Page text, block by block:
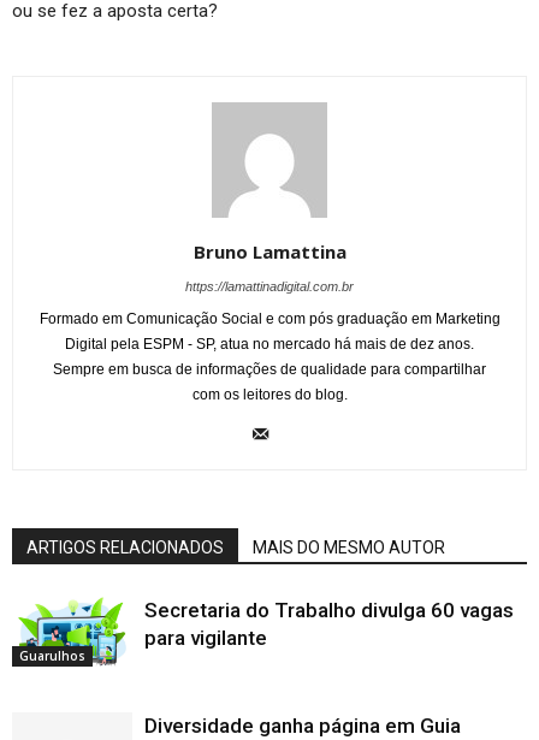
ou se fez a aposta certa?
Bruno Lamattina
https://lamattinadigital.com.br
Formado em Comunicação Social e com pós graduação em Marketing
Digital pela ESPM - SP, atua no mercado há mais de dez anos.
Sempre em busca de informações de qualidade para compartilhar
com os leitores do blog.
ARTIGOS RELACIONADOS MAIS DO MESMO AUTOR
Guarulhos
Secretaria do Trabalho divulga 60 vagas
para vigilante
Diversidade ganha página em Guia